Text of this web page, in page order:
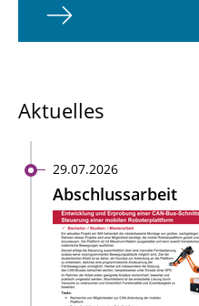
Aktuelles
29.07.2026
Abschlussarbeit